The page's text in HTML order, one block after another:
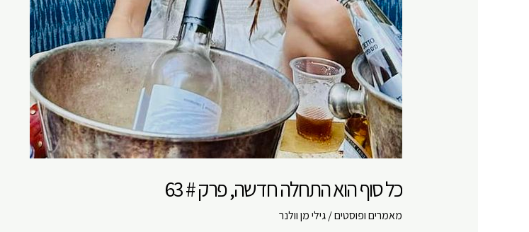
כל סוף הוא התחלה חדשה, פרק # 63
מאמרים ופוסטים/גילי מן וולנר